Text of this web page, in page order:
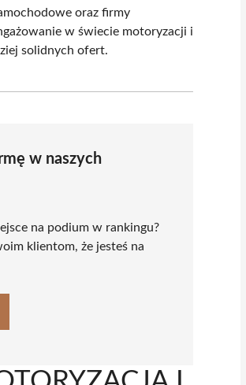
oraz firmy
w świecie motoryzacji i
solidnych ofert.
w naszych
na podium w rankingu?
klientom, że jesteś na